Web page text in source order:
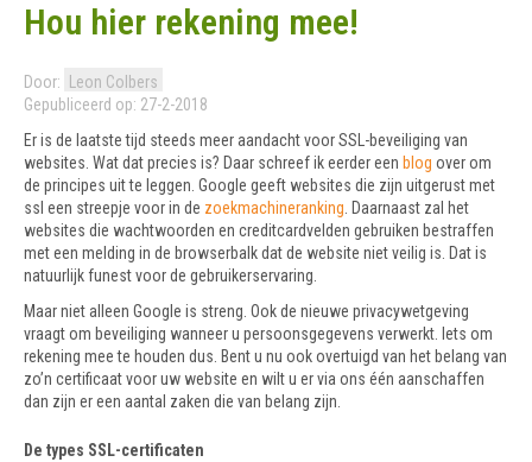
Hou hier rekening mee!
Door:
Leon Colbers
Gepubliceerd op: 27-2-2018
Er is de laatste tijd steeds meer aandacht voor SSL-beveiliging van
websites. Wat dat precies is? Daar schreef ik eerder een blog over om
de principes uit te leggen. Google geeft websites die zijn uitgerust met
ssl een streepje voor in de zoekmachineranking. Daarnaast zal het
websites die wachtwoorden en creditcardvelden gebruiken bestraffen
met een melding in de browserbalk dat de website niet veilig is. Dat is
natuurlijk funest voor de gebruikerservaring.
Maar niet alleen Google is streng. Ook de nieuwe privacywetgeving
vraagt om beveiliging wanneer u persoonsgegevens verwerkt. Iets om
rekening mee te houden dus. Bent u nu ook overtuigd van het belang van
zo’n certificaat voor uw website en wilt u er via ons één aanschaffen
dan zijn er een aantal zaken die van belang zijn.
De types SSL-certificaten